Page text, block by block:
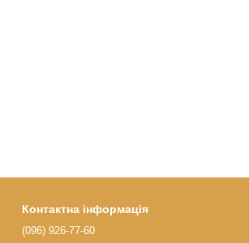
Контактна інформація
(096) 926-77-60